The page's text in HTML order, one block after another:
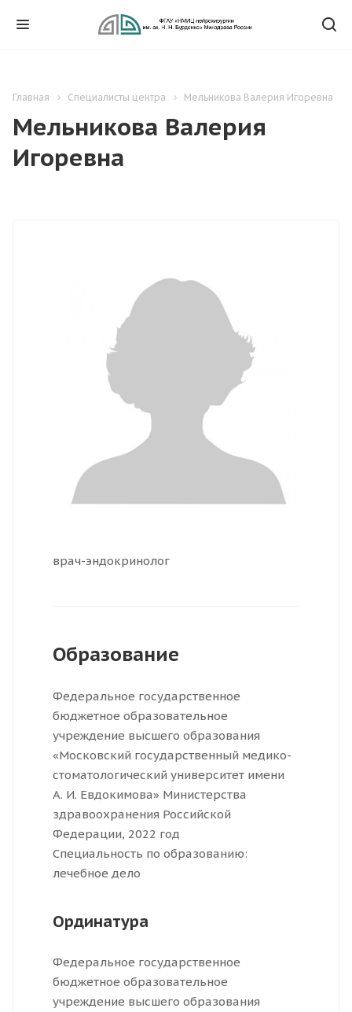
Главная Специалисты центра Мельникова Валерия Игоревна
Мельникова Валерия
Игоревна
врач-эндокринолог
Образование
Федеральное государственное
бюджетное образовательное
учреждение высшего образования
«Московский государственный медико-
стоматологический университет имени
А. И. Евдокимова» Министерства
здравоохранения Российской
Федерации, 2022 год
Специальность по образованию:
лечебное дело
Ординатура
Федеральное государственное
бюджетное образовательное
учреждение высшего образования